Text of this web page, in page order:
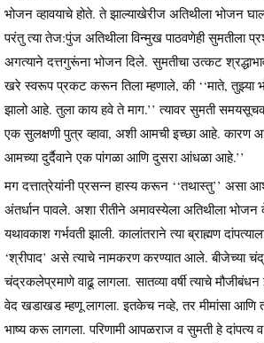
भोजन व्हावयाचे होते. ते झाल्याखेरीज अतिथीला भोजन
परंतु त्या तेज:पुंज अतिथीला विन्मुख पाठवणेही सुमतीला
अगत्याने दत्तगुरूंना भोजन दिले. सुमतीचा उत्कट
खरे स्वरूप प्रकट करून तिला म्हणाले, की ‘‘माते, तुझ्या
झालो आहे. तुला काय हवे ते माग.’’ त्यावर सुमती
एक सुलक्षणी पुत्र व्हावा, अशी आमची इच्छा आहे. कारण
आमच्या दुर्दैवाने एक पांगळा आणि दुसरा आंधळा आहे.’’
मग दत्तात्रेयांनी प्रसन्न हास्य करून ‘‘तथास्तु’’ असा
अंतर्धान पावले. अशा रीतीने अमावस्येला अतिथीला
यथावकाश गर्भवती झाली. कालांतराने त्या ब्राह्मण
‘श्रीपाद’ असे त्याचे नामकरण करण्यात आले. बीजेच्या
चंद्रकलेप्रमाणे वाढू लागला. सातव्या वर्षी त्याचे मौजीबंधन
वेद खडाखड म्हणू लागला. इतकेच नव्हे, तर मीमांसा आणि
भाष्य करू लागला. परिणामी आपळराज व सुमती हे दांपत्य